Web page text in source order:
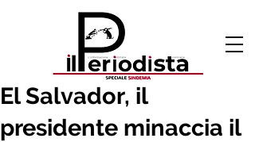
El Salvador, il
presidente minaccia il